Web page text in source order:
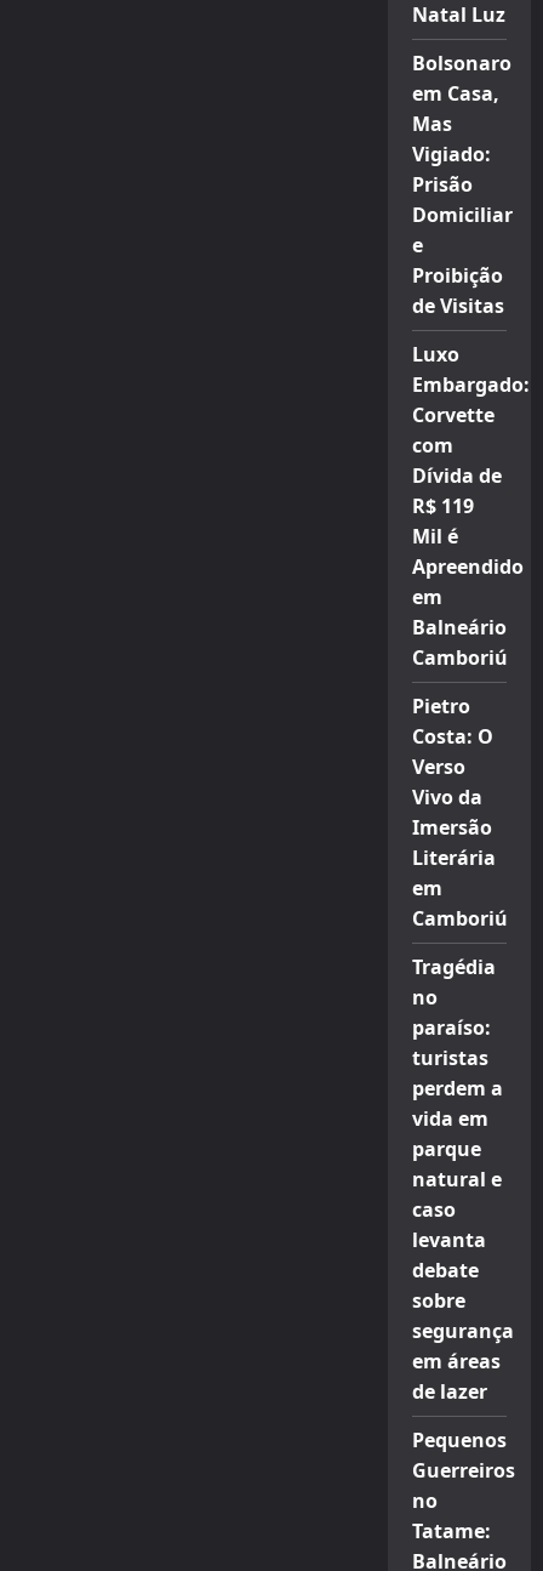
Natal Luz
Bolsonaro
em Casa,
Mas
Vigiado:
Prisão
Domiciliar
e
Proibição
de Visitas
Luxo
Embargado:
Corvette
com
Dívida de
R$ 119
Mil é
Apreendido
em
Balneário
Camboriú
Pietro
Costa: O
Verso
Vivo da
Imersão
Literária
em
Camboriú
Tragédia
no
paraíso:
turistas
perdem a
vida em
parque
natural e
caso
levanta
debate
sobre
segurança
em áreas
de lazer
Pequenos
Guerreiros
no
Tatame:
Balneário